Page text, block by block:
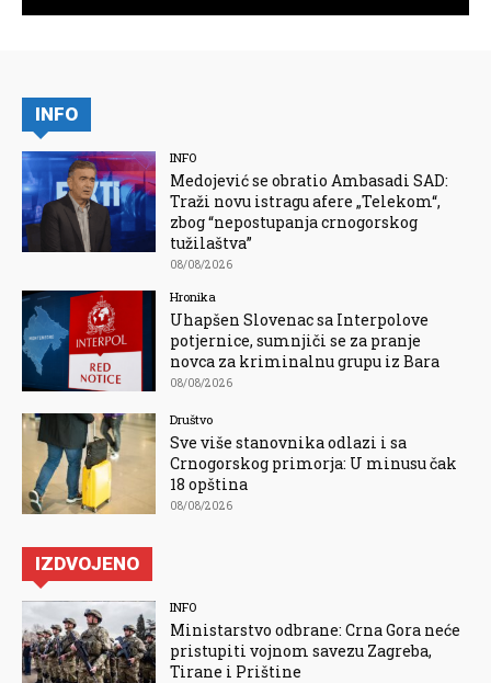
INFO
INFO
Medojević se obratio Ambasadi SAD:
Traži novu istragu afere „Telekom“,
zbog “nepostupanja crnogorskog
tužilaštva”
08/08/2026
Hronika
Uhapšen Slovenac sa Interpolove
potjernice, sumnjiči se za pranje
novca za kriminalnu grupu iz Bara
08/08/2026
Društvo
Sve više stanovnika odlazi i sa
Crnogorskog primorja: U minusu čak
18 opština
08/08/2026
IZDVOJENO
INFO
Ministarstvo odbrane: Crna Gora neće
pristupiti vojnom savezu Zagreba,
Tirane i Prištine